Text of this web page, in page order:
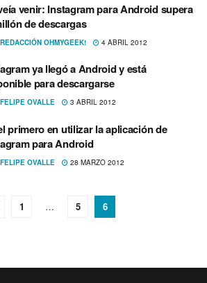
venir: Instagram para Android supera
de descargas
REDACCIÓN OHMYGEEK! 4 ABRIL 2012
ya llegó a Android y está
para descargarse
FELIPE OVALLE 3 ABRIL 2012
primero en utilizar la aplicación de
para Android
FELIPE OVALLE 28 MARZO 2012
1 … 5 6